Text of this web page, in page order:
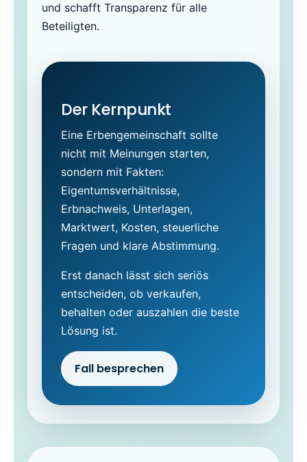
und schafft Transparenz für alle
Beteiligten.
Der Kernpunkt
Eine Erbengemeinschaft sollte
nicht mit Meinungen starten,
sondern mit Fakten:
Eigentumsverhältnisse,
Erbnachweis, Unterlagen,
Marktwert, Kosten, steuerliche
Fragen und klare Abstimmung.
Erst danach lässt sich seriös
entscheiden, ob verkaufen,
behalten oder auszahlen die beste
Lösung ist.
Fall besprechen